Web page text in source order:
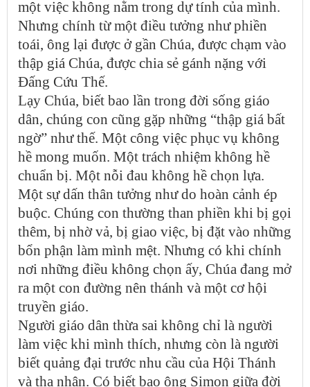
một việc không nằm trong dự tính của mình.
Nhưng chính từ một điều tưởng như phiền
toái, ông lại được ở gần Chúa, được chạm vào
thập giá Chúa, được chia sẻ gánh nặng với
Đấng Cứu Thế.
Lạy Chúa, biết bao lần trong đời sống giáo
dân, chúng con cũng gặp những “thập giá bất
ngờ” như thế. Một công việc phục vụ không
hề mong muốn. Một trách nhiệm không hề
chuẩn bị. Một nỗi đau không hề chọn lựa.
Một sự dấn thân tưởng như do hoàn cảnh ép
buộc. Chúng con thường than phiền khi bị gọi
thêm, bị nhờ vả, bị giao việc, bị đặt vào những
bổn phận làm mình mệt. Nhưng có khi chính
nơi những điều không chọn ấy, Chúa đang mở
ra một con đường nên thánh và một cơ hội
truyền giáo.
Người giáo dân thừa sai không chỉ là người
làm việc khi mình thích, nhưng còn là người
biết quảng đại trước nhu cầu của Hội Thánh
và tha nhân. Có biết bao ông Simon giữa đời